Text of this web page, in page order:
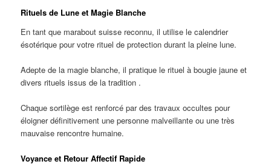
Rituels de Lune et Magie Blanche
En tant que marabout suisse reconnu, il utilise le calendrier
ésotérique pour votre rituel de protection durant la pleine lune.
Adepte de la magie blanche, il pratique le rituel à bougie jaune et
divers rituels issus de la tradition .
Chaque sortilège est renforcé par des travaux occultes pour
éloigner définitivement une personne malveillante ou une très
mauvaise rencontre humaine.
Voyance et Retour Affectif Rapide